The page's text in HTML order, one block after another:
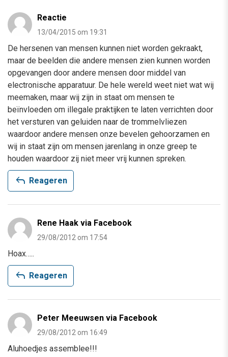
Reactie
13/04/2015 om 19:31
De hersenen van mensen kunnen niet worden gekraakt,
maar de beelden die andere mensen zien kunnen worden
opgevangen door andere mensen door middel van
electronische apparatuur. De hele wereld weet niet wat wij
meemaken, maar wij zijn in staat om mensen te
beïnvloeden om illegale praktijken te laten verrichten door
het versturen van geluiden naar de trommelvliezen
waardoor andere mensen onze bevelen gehoorzamen en
wij in staat zijn om mensen jarenlang in onze greep te
houden waardoor zij niet meer vrij kunnen spreken.
reply Reageren
Rene Haak via Facebook
29/08/2012 om 17:54
Hoax…..
reply Reageren
Peter Meeuwsen via Facebook
29/08/2012 om 16:49
Aluhoedjes assemblee!!!